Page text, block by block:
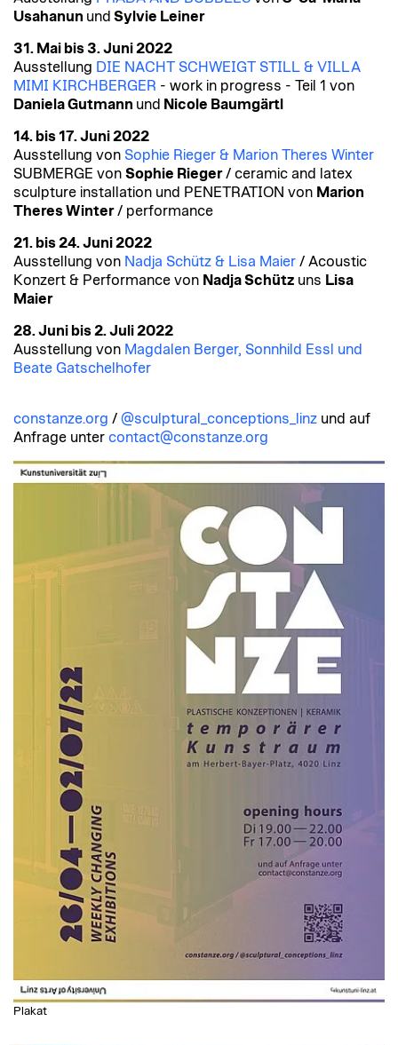
Usahanun und Sylvie Leiner
31. Mai bis 3. Juni 2022
Ausstellung DIE NACHT SCHWEIGT STILL & VILLA
MIMI KIRCHBERGER - work in progress - Teil 1 von
Daniela Gutmann und Nicole Baumgärtl
14. bis 17. Juni 2022
Ausstellung von Sophie Rieger & Marion Theres Winter
SUBMERGE von Sophie Rieger/ ceramic and latex
sculpture installation und PENETRATION von Marion
Theres Winter/ performance
21. bis 24. Juni 2022
Ausstellung von Nadja Schütz & Lisa Maier / Acoustic
Konzert & Performance von Nadja Schütz uns Lisa
Maier
28. Juni bis 2. Juli 2022
Ausstellung von Magdalen Berger, Sonnhild Essl und
Beate Gatschelhofer
constanze.org / @sculptural_conceptions_linz und auf
Anfrage unter contact@constanze.org
Plakat